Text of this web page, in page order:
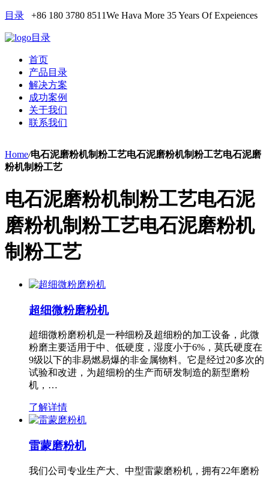
目录 +86 180 3780 8511We Hava More 35 Years Of Expeiences
目录
首页
产品目录
解决方案
成功案例
关于我们
联系我们
Home/电石泥磨粉机制粉工艺电石泥磨粉机制粉工艺电石泥磨
粉机制粉工艺
电石泥磨粉机制粉工艺电石泥
磨粉机制粉工艺电石泥磨粉机
制粉工艺
超细微粉磨粉机
超细微粉磨粉机是一种细粉及超细粉的加工设备，此微
粉磨主要适用于中、低硬度，湿度小于6%，莫氏硬度在
9级以下的非易燃易爆的非金属物料。它是经过20多次的
试验和改进，为超细粉的生产而研发制造的新型磨粉
机，…
了解详情
雷蒙磨粉机
我们公司专业生产大、中型雷蒙磨粉机，拥有22年磨粉